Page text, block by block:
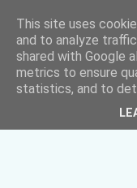
This site uses
and to analyze
shared with Google
metrics to ensure
statistics, and to